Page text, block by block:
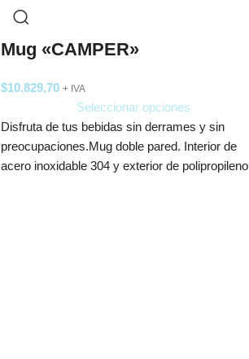
Mug «CAMPER»
$10.829,70 + IVA
Seleccionar opciones
Disfruta de tus bebidas sin derrames y sin
preocupaciones.Mug doble pared. Interior de
acero inoxidable 304 y exterior de polipropileno